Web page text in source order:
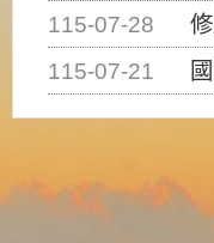
115-07-28
修正
115-07-21
國家